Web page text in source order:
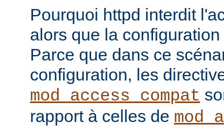
Pourquoi httpd interdit
alors que la
Parce que dans ce
configuration, les
mod_access_compat
rapport à celles de